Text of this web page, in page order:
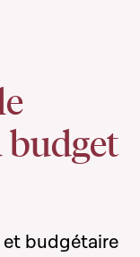
et budgétaire